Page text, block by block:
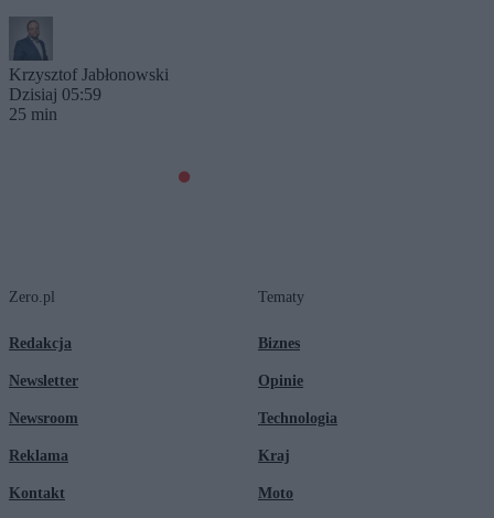
Krzysztof Jabłonowski
Dzisiaj 05:59
25 min
Zero.pl
Redakcja
Newsletter
Newsroom
Reklama
Kontakt
Tematy
Biznes
Opinie
Technologia
Kraj
Moto